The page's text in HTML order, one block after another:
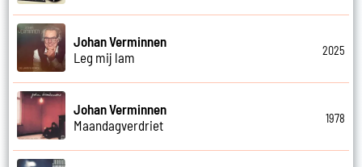
Johan Verminnen
Leg mij lam
2025
Johan Verminnen
Maandagverdriet
1978